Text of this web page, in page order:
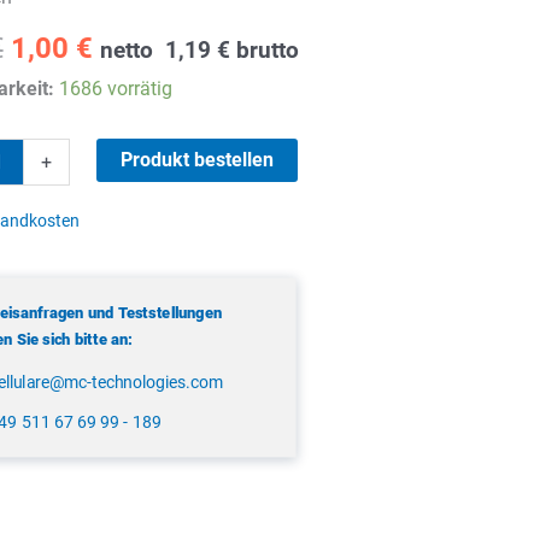
Ursprünglicher
Preis
2,90 €
1,00 €Aktueller
Preis
1,00 €.
netto 1,19 € brutto
1686 vorrätig
+ Produkt bestellen
und Teststellungen
Sie sich bitte an:
technologies.com
511 67 69 99 - 189